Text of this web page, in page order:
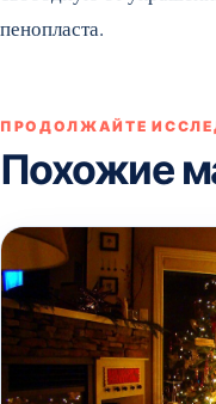
пенопласта.
ПРОДОЛЖАЙТЕ
Похожие